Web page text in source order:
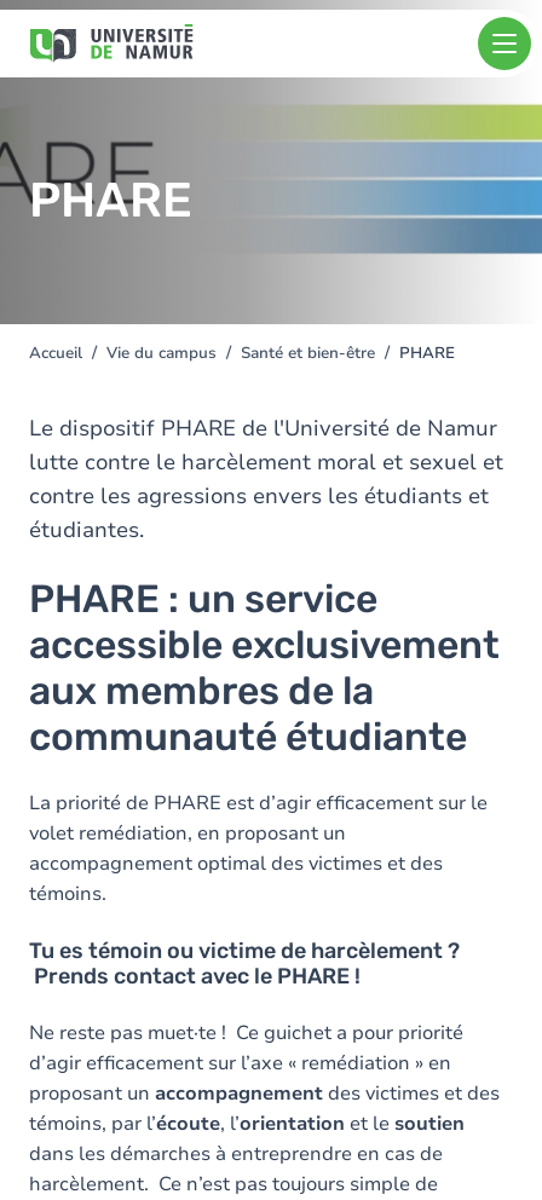
Aller au contenu principal
Aller
contenu
Image
PHARE
You
here
Accueil Vie du campus Santé et bien-être PHARE
Le dispositif PHARE de l'Université de Namur
lutte contre le harcèlement moral et sexuel et
contre les agressions envers les étudiants et
étudiantes.
PHARE : un service
accessible exclusivement
aux membres de la
communauté étudiante
La priorité de PHARE est d’agir efficacement sur le
volet remédiation, en proposant un
accompagnement optimal des victimes et des
témoins.
Tu es témoin ou victime de harcèlement ?
Prends contact avec le PHARE !
Ne reste pas muet·te ! Ce guichet a pour priorité
d’agir efficacement sur l’axe « remédiation » en
proposant un accompagnementdes victimes et des
témoins, par l’écoute, l’orientation et le soutien
dans les démarches à entreprendre en cas de
harcèlement. Ce n’est pas toujours simple de